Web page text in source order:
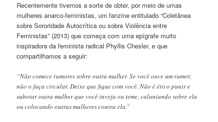
Recentemente tivemos a sorte de obter, por meio de umas
mulheres anarco-feministas, um fanzine entitulado “Coletânea
sobre Sororidade Autocrítica ou sobre Violência entre
Feministas” (2013) que começa com uma epígrafe muito
inspiradora da feminista radical Phyllis Chesler, e que
compartilhamos a seguir:
“Não comece rumores sobre outra mulher. Se você ouve um rumor,
não o faça circular. Deixe que fique com você. Não é ético punir e
sabotar outra mulher que você inveja ou teme, caluniando sobre ela
ou colocando outras mulheres contra ela.”